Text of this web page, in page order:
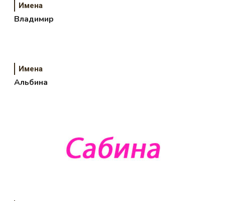
Имена
Владимир
Имена
Альбина